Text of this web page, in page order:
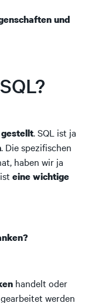
und
. SQL ist ja
. Die spezifischen
haben wir ja
eine wichtige
handelt oder
werden